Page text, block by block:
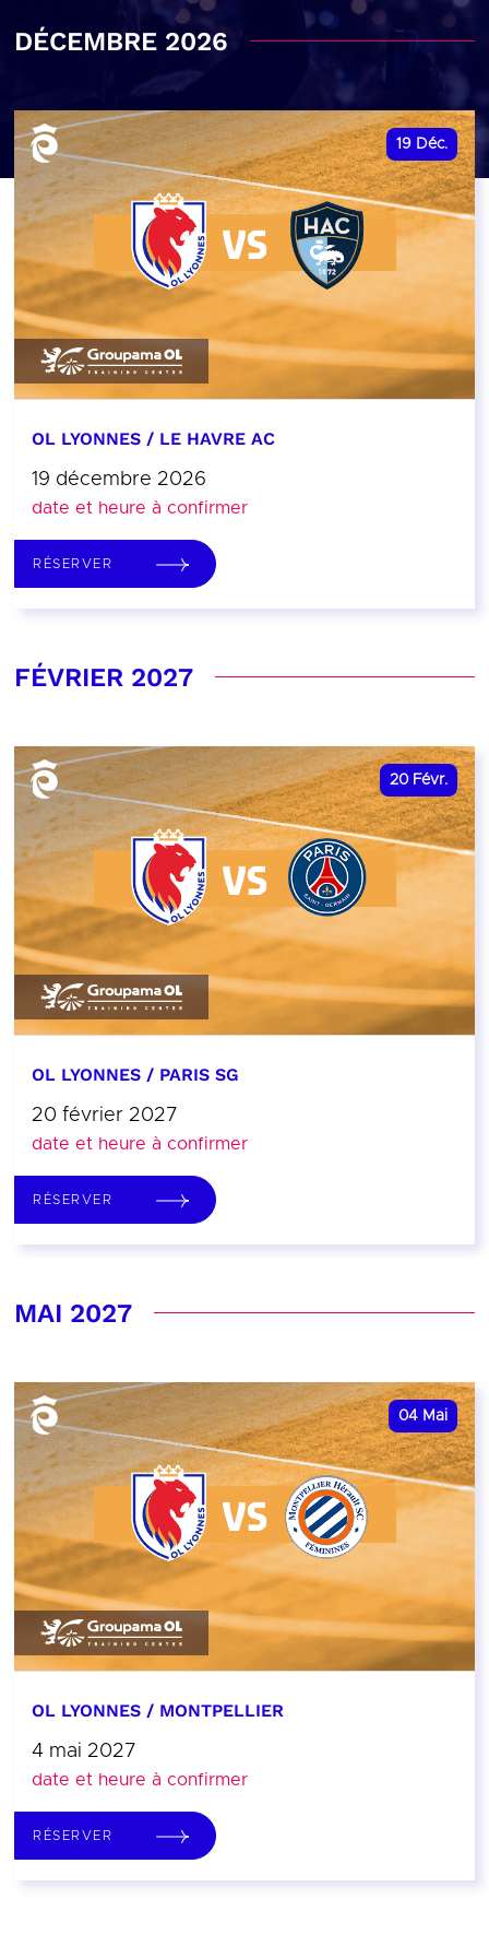
DÉCEMBRE 2026
19 Déc.
OL LYONNES / LE HAVRE AC
19 décembre 2026
date et heure à confirmer
RÉSERVER
FÉVRIER 2027
20 Févr.
OL LYONNES / PARIS SG
20 février 2027
date et heure à confirmer
RÉSERVER
MAI 2027
04 Mai
OL LYONNES / MONTPELLIER
4 mai 2027
date et heure à confirmer
RÉSERVER